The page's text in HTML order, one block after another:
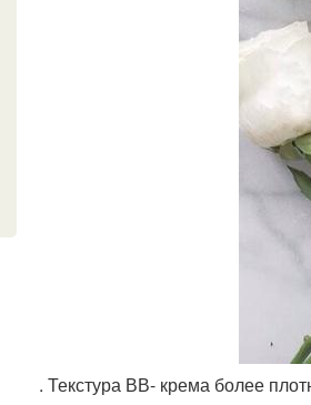
. Текстура ВВ- крема более